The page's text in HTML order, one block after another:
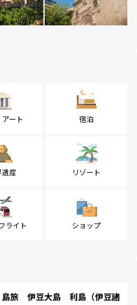
ート 宿泊
遺産 リゾート
ライト ショップ
旅 伊豆大島 利島（伊豆諸